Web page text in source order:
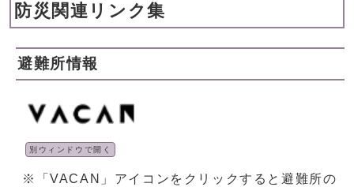
防災関連リンク集
避難所情報
別ウィンドウで開く
※「VACAN」アイコンをクリックすると避難所の